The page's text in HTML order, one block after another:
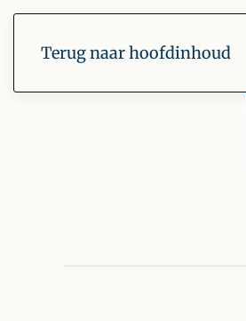
Terug naar hoofdinhoud